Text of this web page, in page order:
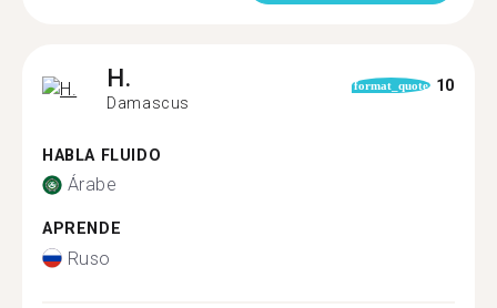
H.
Damascus
format_quote 10
HABLA FLUIDO
Árabe
APRENDE
Ruso